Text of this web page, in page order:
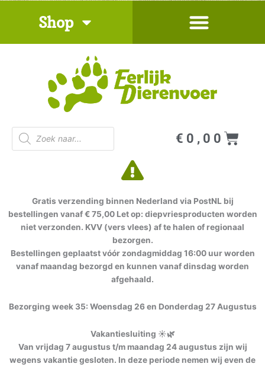
inhoud
Shop
Producten
zoeken
€ 0,00
Gratis verzending binnen Nederland via PostNL bij
bestellingen vanaf € 75,00 Let op: diepvriesproducten worden
niet verzonden. KVV (vers vlees) af te halen of regionaal
bezorgen.
Bestellingen geplaatst vóór zondagmiddag 16:00 uur worden
vanaf maandag bezorgd en kunnen vanaf dinsdag worden
afgehaald.
Bezorging week 35: Woensdag 26 en Donderdag 27 Augustus
Vakantiesluiting ☀️🌿
Van vrijdag 7 augustus t/m maandag 24 augustus zijn wij
wegens vakantie gesloten. In deze periode nemen wij even de